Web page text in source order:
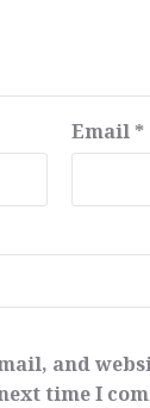
Email *
and
time I